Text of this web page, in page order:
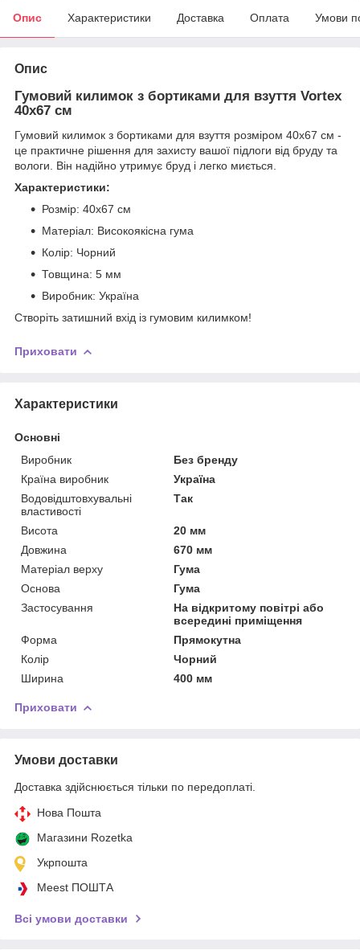
Опис Характеристики Доставка Оплата Умови
Опис
Гумовий килимок з бортиками для взуття Vortex
40х67 см
Гумовий килимок з бортиками для взуття розміром 40х67 см -
це практичне рішення для захисту вашої підлоги від бруду та
вологи. Він надійно утримує бруд і легко миється.
Характеристики:
Розмір: 40х67 см
Матеріал: Високоякісна гума
Колір: Чорний
Товщина: 5 мм
Виробник: Україна
Створіть затишний вхід із гумовим килимком!
Приховати
Характеристики
Основні
Виробник
Без бренду
Країна виробник
Україна
Водовідштовхувальні
властивості
Так
Висота
20 мм
Довжина
670 мм
Матеріал верху
Гума
Основа
Гума
Застосування
На відкритому повітрі або
всередині приміщення
Форма
Прямокутна
Колір
Чорний
Ширина
400 мм
Приховати
Умови доставки
Доставка здійснюється тільки по передоплаті.
Нова Пошта
Магазини Rozetka
Укрпошта
Meest ПОШТА
Всі умови доставки